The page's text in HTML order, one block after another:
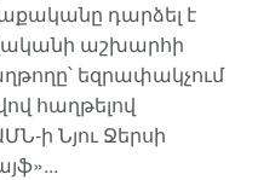
դարձել է
աշխարհի
եզրափակչում
հաղթելով
ի Նյու Ջերսի